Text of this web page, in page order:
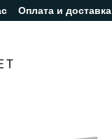
Оплата и доставка
о магазине